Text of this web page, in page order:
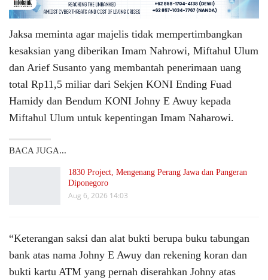
Jaksa meminta agar majelis tidak mempertimbangkan
kesaksian yang diberikan Imam Nahrowi, Miftahul Ulum
dan Arief Susanto yang membantah penerimaan uang
total Rp11,5 miliar dari Sekjen KONI Ending Fuad
Hamidy dan Bendum KONI Johny E Awuy kepada
Miftahul Ulum untuk kepentingan Imam Naharowi.
BACA JUGA...
1830 Project, Mengenang Perang Jawa dan Pangeran
Diponegoro
Aug 6, 2026 14:03
“Keterangan saksi dan alat bukti berupa buku tabungan
bank atas nama Johny E Awuy dan rekening koran dan
bukti kartu ATM yang pernah diserahkan Johny atas